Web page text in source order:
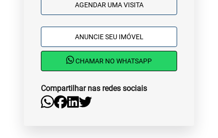
AGENDAR UMA VISITA
ANUNCIE SEU IMÓVEL
CHAMAR NO WHATSAPP
Compartilhar nas redes sociais